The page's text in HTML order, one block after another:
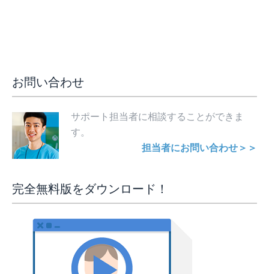
お問い合わせ
サポート担当者に相談することができま
す。
担当者にお問い合わせ＞＞
完全無料版をダウンロード！